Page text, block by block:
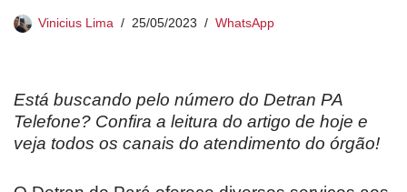
Vinicius Lima 25/05/2023 WhatsApp
Está buscando pelo número do Detran PA
Telefone? Confira a leitura do artigo de hoje e
veja todos os canais do atendimento do órgão!